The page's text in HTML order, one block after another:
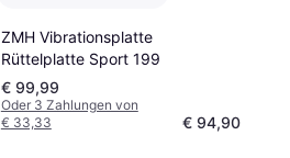
ZMH Vibrationsplatte
Rüttelplatte Sport 199
€ 99,99
Oder 3 Zahlungen von
€ 33,33
€ 94,90